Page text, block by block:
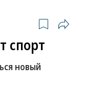
спорт
новый